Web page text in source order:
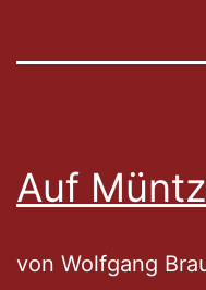
Auf
von Wolfgang